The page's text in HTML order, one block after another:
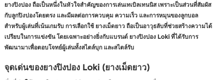
ยางปิงปอง ถือเป็นหนึ่งในหัวใจสำคัญของการเล่นเทเบิลเทนนิส เพราะเป็นส่วนที่สัมผัส
กับลูกปิงปองโดยตรง และมีผลต่อการควบคุม ความเร็ว และการหมุนของลูกบอล
สำหรับผู้เล่นที่เน้นเกมรับ การเลือกใช้ ยางเม็ดยาว ถือเป็นอาวุธลับที่ช่วยสร้างความได้
เปรียบในการแข่งขัน โดยเฉพาะอย่างยิ่งกับแบรนด์ ยางปิงปอง Loki ที่ได้รับการ
พัฒนามาเพื่อตอบโจทย์ผู้เล่นทั้งสไตล์บุก และสไตล์รับ
จุดเด่นของยางปิงปอง Loki (ยางเม็ดยาว)